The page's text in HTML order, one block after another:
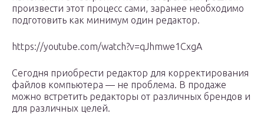
произвести этот процесс сами, заранее необходимо
подготовить как минимум один редактор.
https://youtube.com/watch?v=qJhmwe1CxgA
Сегодня приобрести редактор для корректирования
файлов компьютера — не проблема. В продаже
можно встретить редакторы от различных брендов и
для различных целей.